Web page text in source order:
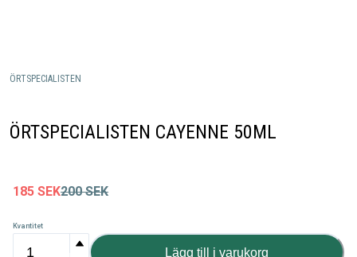
ÖRTSPECIALISTEN
ÖRTSPECIALISTEN CAYENNE 50ML
185 SEK200 SEK
Kvantitet
Lägg till i varukorg